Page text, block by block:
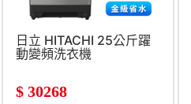
日立 HITACHI 25公斤躍
動變頻洗衣機
$ 30268